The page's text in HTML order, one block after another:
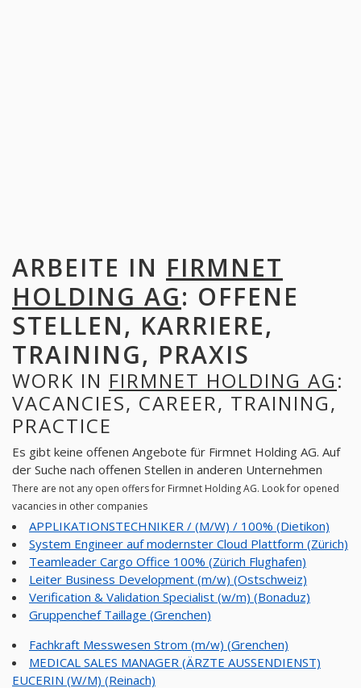
ARBEITE IN FIRMNET
HOLDING AG: OFFENE
STELLEN, KARRIERE,
TRAINING, PRAXIS
WORK IN FIRMNET HOLDING AG:
VACANCIES, CAREER, TRAINING,
PRACTICE
Es gibt keine offenen Angebote für Firmnet Holding AG. Auf
der Suche nach offenen Stellen in anderen Unternehmen
There are not any open offers for Firmnet Holding AG. Look for opened
vacancies in other companies
APPLIKATIONSTECHNIKER / (M/W) / 100% (Dietikon)
System Engineer auf modernster Cloud Plattform (Zürich)
Teamleader Cargo Office 100% (Zürich Flughafen)
Leiter Business Development (m/w) (Ostschweiz)
Verification & Validation Specialist (w/m) (Bonaduz)
Gruppenchef Taillage (Grenchen)
Fachkraft Messwesen Strom (m/w) (Grenchen)
MEDICAL SALES MANAGER (ÄRZTE AUSSENDIENST)
EUCERIN (W/M) (Reinach)